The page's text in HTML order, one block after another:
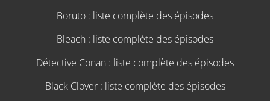
Boruto : liste complète des épisodes
Bleach : liste complète des épisodes
Détective Conan : liste complète des épisodes
Black Clover : liste complète des épisodes